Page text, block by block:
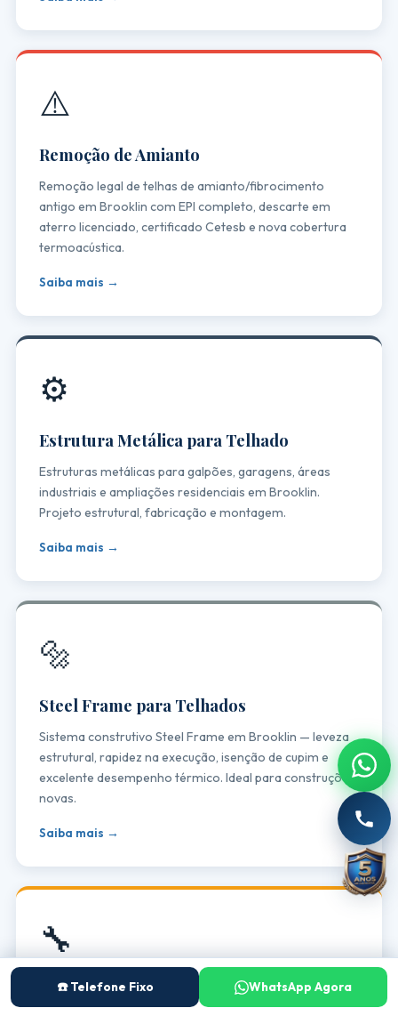
☎️ Telefone Fixo WhatsApp Agora
⚠️
Remoção de Amianto
Remoção legal de telhas de amianto/fibrocimento
antigo em Brooklin com EPI completo, descarte em
aterro licenciado, certificado Cetesb e nova cobertura
termoacústica.
Saiba mais →
⚙️
Estrutura Metálica para Telhado
Estruturas metálicas para galpões, garagens, áreas
industriais e ampliações residenciais em Brooklin.
Projeto estrutural, fabricação e montagem.
Saiba mais →
🔩
Steel Frame para Telhados
Sistema construtivo Steel Frame em Brooklin — leveza
estrutural, rapidez na execução, isenção de cupim e
excelente desempenho térmico. Ideal para construções
novas.
Saiba mais →
🔧
Telhados Metálicos